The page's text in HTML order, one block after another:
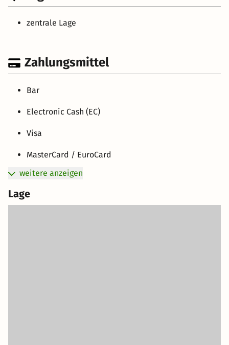
zentrale Lage
Zahlungsmittel
Bar
Electronic Cash (EC)
Visa
MasterCard / EuroCard
weitere anzeigen
Lage